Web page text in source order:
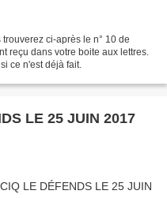
ci-après le n° 10 de
reçu dans votre boite aux lettres.
ce n'est déjà fait.
LE 25 JUIN 2017